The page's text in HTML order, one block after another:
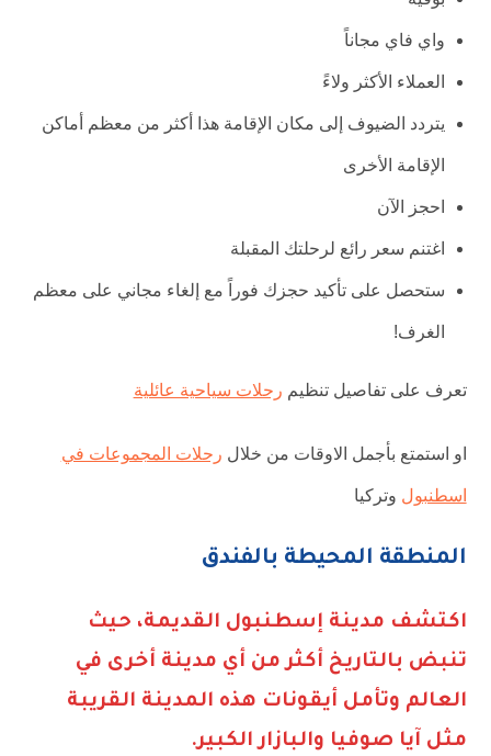
واي فاي مجاناً
العملاء الأكثر ولاءً
يتردد الضيوف إلى مكان الإقامة هذا أكثر من معظم أماكن
الإقامة الأخرى
احجز الآن
اغتنم سعر رائع لرحلتك المقبلة
ستحصل على تأكيد حجزك فوراً مع إلغاء مجاني على معظم
الغرف!
تعرف على تفاصيل تنظيم رحلات سياحية عائلية
او استمتع بأجمل الاوقات من خلال رحلات المجموعات في
اسطنبول وتركيا
المنطقة المحيطة بالفندق
اكتشف مدينة إسطنبول القديمة، حيث
تنبض بالتاريخ أكثر من أي مدينة أخرى في
العالم وتأمل أيقونات هذه المدينة القريبة
مثل آيا صوفيا والبازار الكبير.